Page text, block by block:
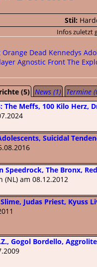
Stil:
Infos zuletzt
Orange Dead Kennedys
Agnostic Front The
(5) News (1) Termine
The Meffs, 100 Kilo Herz,
Suicidal
Speedrock, The Bronx,
(NL) am 08.12.2012
Judas Priest, Kyuss
Gogol Bordello,